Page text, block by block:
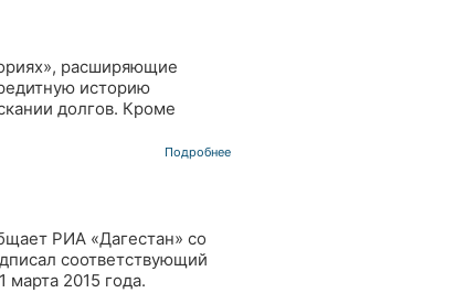
расширяющие
историю
долгов. Кроме
Подробнее
РИА «Дагестан» со
соответствующий
марта 2015 года.